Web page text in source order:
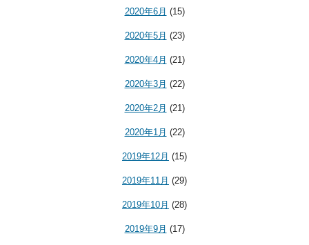
2020年6月 (15)
2020年5月 (23)
2020年4月 (21)
2020年3月 (22)
2020年2月 (21)
2020年1月 (22)
2019年12月 (15)
2019年11月 (29)
2019年10月 (28)
2019年9月 (17)